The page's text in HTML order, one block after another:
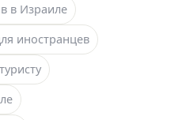
в Израиле
иностранцев